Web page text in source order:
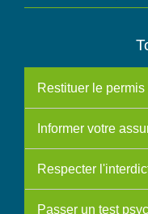
Restituer le
Informer votre
Respecter
Passer un test